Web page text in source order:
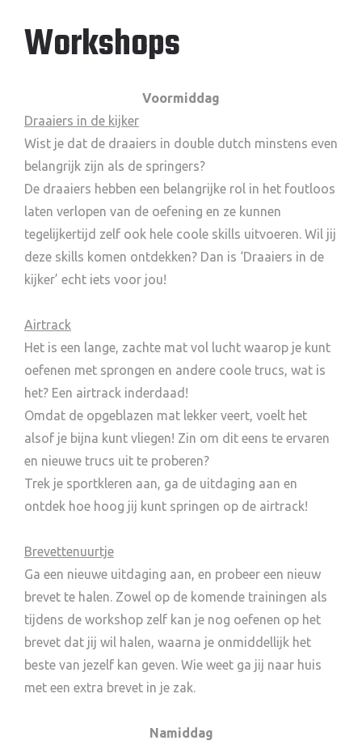
Workshops
Voormiddag
Draaiers in de kijker
Wist je dat de draaiers in double dutch minstens even
belangrijk zijn als de springers?
De draaiers hebben een belangrijke rol in het foutloos
laten verlopen van de oefening en ze kunnen
tegelijkertijd zelf ook hele coole skills uitvoeren. Wil jij
deze skills komen ontdekken? Dan is ‘Draaiers in de
kijker’ echt iets voor jou!
Airtrack
Het is een lange, zachte mat vol lucht waarop je kunt
oefenen met sprongen en andere coole trucs, wat is
het? Een airtrack inderdaad!
Omdat de opgeblazen mat lekker veert, voelt het
alsof je bijna kunt vliegen! Zin om dit eens te ervaren
en nieuwe trucs uit te proberen?
Trek je sportkleren aan, ga de uitdaging aan en
ontdek hoe hoog jij kunt springen op de airtrack!
Brevettenuurtje
Ga een nieuwe uitdaging aan, en probeer een nieuw
brevet te halen. Zowel op de komende trainingen als
tijdens de workshop zelf kan je nog oefenen op het
brevet dat jij wil halen, waarna je onmiddellijk het
beste van jezelf kan geven. Wie weet ga jij naar huis
met een extra brevet in je zak.
Namiddag